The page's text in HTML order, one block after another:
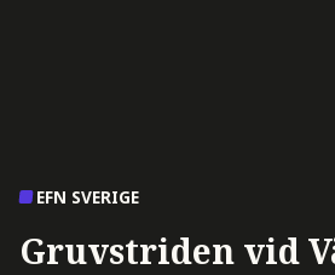
EFN SVERIGE
Gruvstriden vid